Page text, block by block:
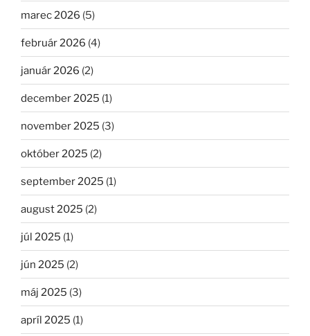
marec 2026 (5)
február 2026 (4)
január 2026 (2)
december 2025 (1)
november 2025 (3)
október 2025 (2)
september 2025 (1)
august 2025 (2)
júl 2025 (1)
jún 2025 (2)
máj 2025 (3)
apríl 2025 (1)